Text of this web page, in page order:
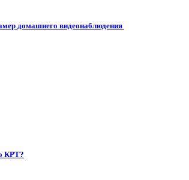
домашнего видеонаблюдения
КРТ?